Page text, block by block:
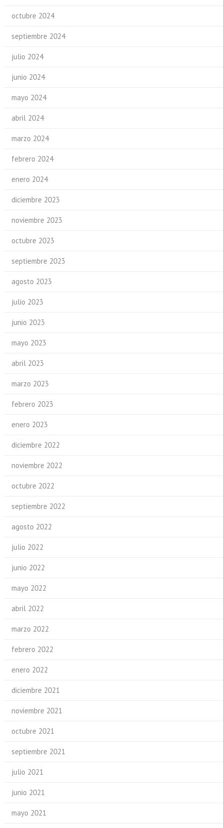
octubre 2024
septiembre 2024
julio 2024
junio 2024
mayo 2024
abril 2024
marzo 2024
febrero 2024
enero 2024
diciembre 2023
noviembre 2023
octubre 2023
septiembre 2023
agosto 2023
julio 2023
junio 2023
mayo 2023
abril 2023
marzo 2023
febrero 2023
enero 2023
diciembre 2022
noviembre 2022
octubre 2022
septiembre 2022
agosto 2022
julio 2022
junio 2022
mayo 2022
abril 2022
marzo 2022
febrero 2022
enero 2022
diciembre 2021
noviembre 2021
octubre 2021
septiembre 2021
julio 2021
junio 2021
mayo 2021